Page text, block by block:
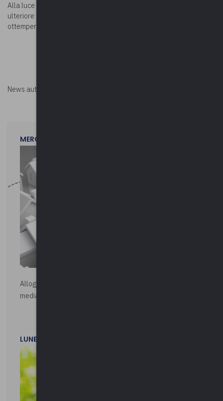
Alla luce di quanto sopra, l’Associazione ritiene opportuno un
ulteriore lasso di tempo al fine di consentire loro di poter
ottemperare all’attuazione degli adempimenti contabili previsti.
News autorizzata da
MERCOLEDì 29 LUGLIO 2026
Alloggi di Edilizia Residenziale Pubblica - Vendita all'asta
mediante procedura asincrona telematica
LUNEDì 20 LUGLIO 2026